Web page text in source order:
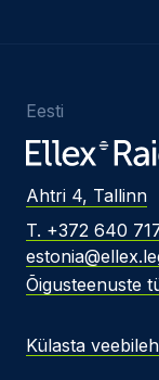
Eesti
Ahtri 4, Tallinn
T. +372 640
Õigusteenuste
Külasta